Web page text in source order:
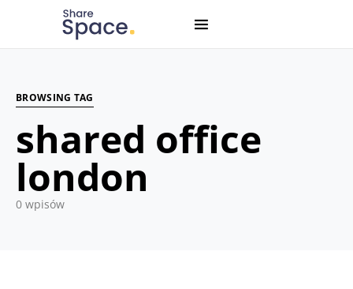
Search for:
When autocomplete results are available use up and
BROWSING TAG
shared office
london
0 wpisów